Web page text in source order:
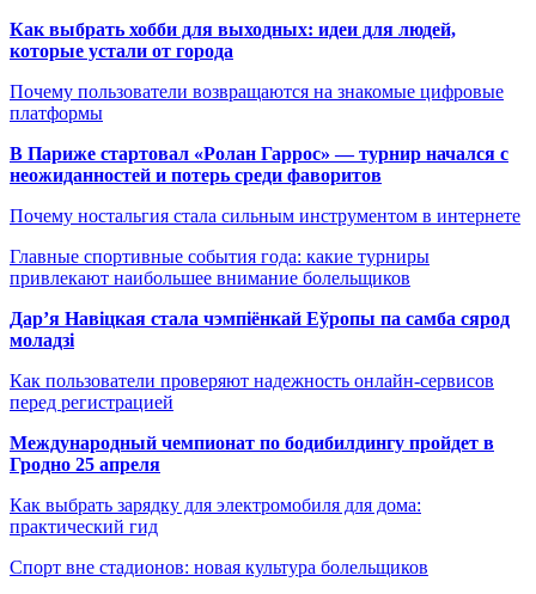
Как выбрать хобби для выходных: идеи для людей,
которые устали от города
Почему пользователи возвращаются на знакомые цифровые
платформы
В Париже стартовал «Ролан Гаррос» — турнир начался с
неожиданностей и потерь среди фаворитов
Почему ностальгия стала сильным инструментом в интернете
Главные спортивные события года: какие турниры
привлекают наибольшее внимание болельщиков
Дар’я Навіцкая стала чэмпіёнкай Еўропы па самба сярод
моладзі
Как пользователи проверяют надежность онлайн-сервисов
перед регистрацией
Международный чемпионат по бодибилдингу пройдет в
Гродно 25 апреля
Как выбрать зарядку для электромобиля для дома:
практический гид
Спорт вне стадионов: новая культура болельщиков